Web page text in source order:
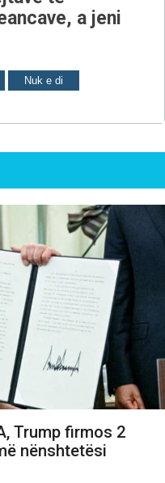
a jeni
Nuk e di
Trump firmos 2
nënshtetësi